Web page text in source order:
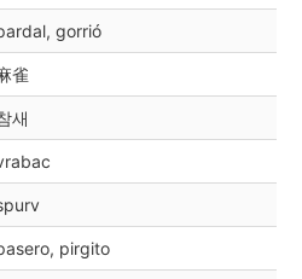
gorrió
雀
새
pirgito